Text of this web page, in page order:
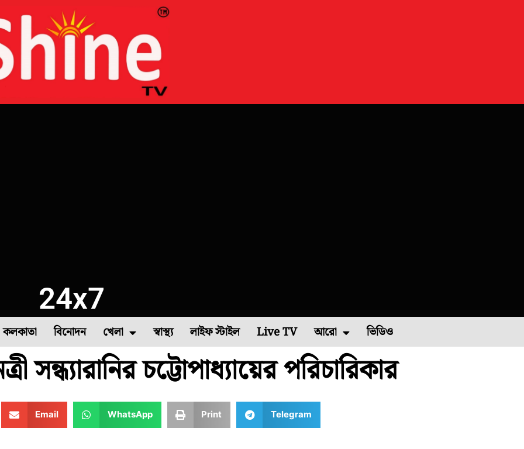
24x7
সবজি চাষ
দক্ষিণ ২৪ পরগনা বীরভূম মুর্শিদাবাদ উত্তর দিনাজপুর পশ্চিম মেদিনীপুর পশ্চিম বর্ধমান পূর্ব মেদিনীপুর
কলকাতা বিনোদন খেলা
৪৪তম দাবা অলিম্পিয়াড কমনওয়েলথ গেমস এশিয়া কাপ ২০২২ বিশ্ব ব্যাডমিন্টন চ্যাম্পিয়নশিপ ২০২২
স্বাস্থ্য লাইফ স্টাইল Live TV আরো
রাশিফল কারেন্ট অ্যাফেয়ার
ভিডিও
সন্ধ্যারানির চট্টোপাধ্যায়ের পরিচারিকার
Email WhatsApp Print Telegram